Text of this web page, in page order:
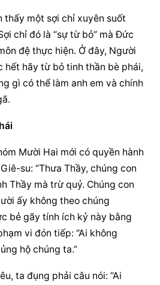
thấy một sợi chỉ xuyên suốt
chỉ đó là “sự từ bỏ” mà Đức
đệ thực hiện. Ở đây, Người
hết hãy từ bỏ tinh thần bè phái,
gì có thể làm anh em và chính
Mười Hai mới có quyền hành
su: “Thưa Thầy, chúng con
Thầy mà trừ quỷ. Chúng con
ấy không theo chúng
bẻ gãy tính ích kỷ này bằng
vi đón tiếp: “Ai không
hộ chúng ta.”
ta đụng phải câu nói: “Ai